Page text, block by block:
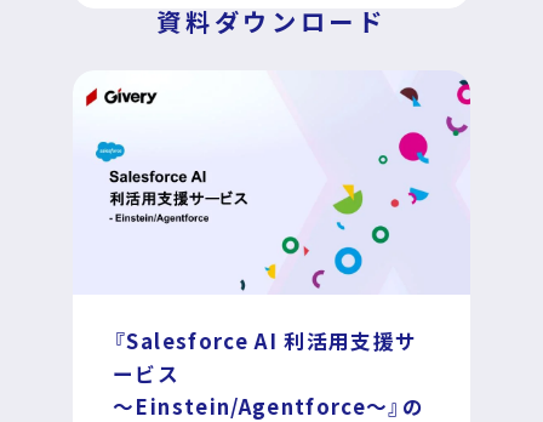
デジタル・DX人材育成 支援
運営企業
プライバシーポリシー
資料ダウンロード
『Salesforce AI 利活用支援サ
ービス
～Einstein/Agentforce～』の